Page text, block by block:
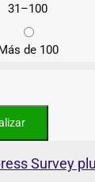
31–100
de 100
Survey